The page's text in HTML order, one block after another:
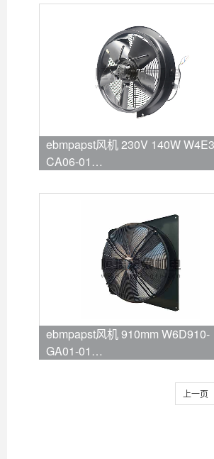
ebmpapst风机 230V 140W W4E350-
CA06-01
ebmpapst风机 910mm W6D910-
GA01-01
上一页